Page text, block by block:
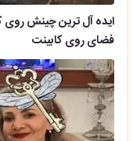
ایده آل ترین چینش روی
فضای روی کابینت